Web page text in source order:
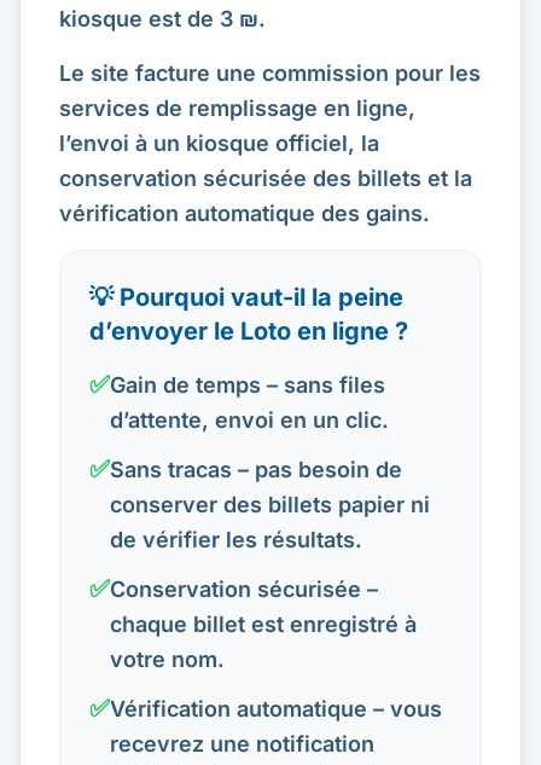
kiosque est de 3 ₪.
Le site facture une commission pour les
services de remplissage en ligne,
l’envoi à un kiosque officiel, la
conservation sécurisée des billets et la
vérification automatique des gains.
💡 Pourquoi vaut-il la peine
d’envoyer le Loto en ligne ?
✅Gain de temps – sans files
d’attente, envoi en un clic.
✅Sans tracas – pas besoin de
conserver des billets papier ni
de vérifier les résultats.
✅Conservation sécurisée –
chaque billet est enregistré à
votre nom.
✅Vérification automatique – vous
recevrez une notification